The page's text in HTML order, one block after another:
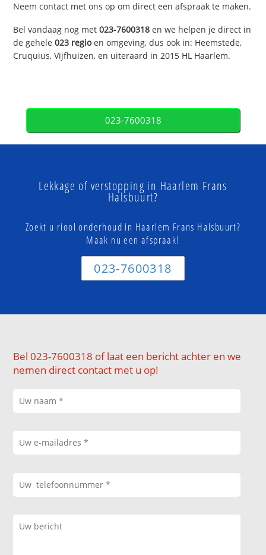
Neem contact met ons op om direct een afspraak te maken.
Bel vandaag nog met023-7600318 en we helpen je direct in
de gehele023 regioen omgeving, dus ook in: Heemstede,
Cruquius, Vijfhuizen, en uiteraard in 2015 HL Haarlem.
023-7600318
Lekkage of verstopping in Haarlem Frans
Halsbuurt?
Zoekt u riool onderhoud in Haarlem Frans Halsbuurt?
Maak nu een afspraak!
023-7600318
Bel 023-7600318 of laat een bericht achter en we
nemen direct contact met u op!